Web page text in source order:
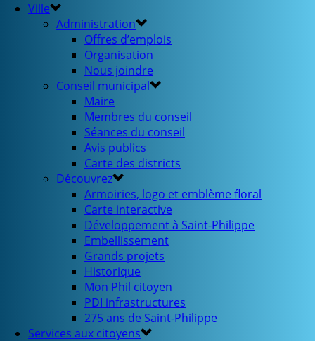
Ville
Administration
Offres d’emplois
Organisation
Nous joindre
Conseil municipal
Maire
Membres du conseil
Séances du conseil
Avis publics
Carte des districts
Découvrez
Armoiries, logo et emblème floral
Carte interactive
Développement à Saint-Philippe
Embellissement
Grands projets
Historique
Mon Phil citoyen
PDI infrastructures
275 ans de Saint-Philippe
Services aux citoyens